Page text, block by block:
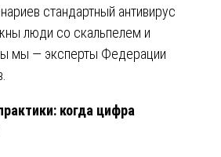
стандартный антивирус
люди со скальпелем и
мы — эксперты Федерации
когда цифра